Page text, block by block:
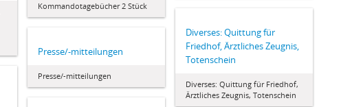
Kommandotagebücher 2 Stück
Diverses: Quittung für
Friedhof, Ärztliches Zeugnis,
Totenschein
Diverses: Quittung für Friedhof,
Ärztliches Zeugnis, Totenschein
Presse/-mitteilungen
Presse/-mitteilungen